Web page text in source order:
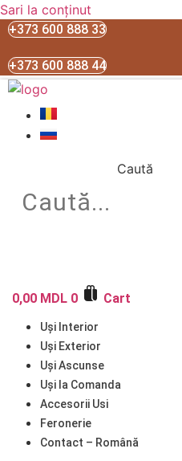
Sari la conținut
+373 600 888 33
+373 600 888 44
Caută
0,00 MDL 0 Cart
Uși Interior
Uși Exterior
Uși Ascunse
Uși la Comanda
Accesorii Usi
Feronerie
Contact – Română